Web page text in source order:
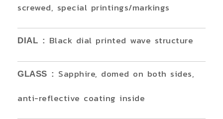
screwed, special printings/markings
DIAL : Black dial printed wave structure
GLASS : Sapphire, domed on both sides,
anti-reflective coating inside